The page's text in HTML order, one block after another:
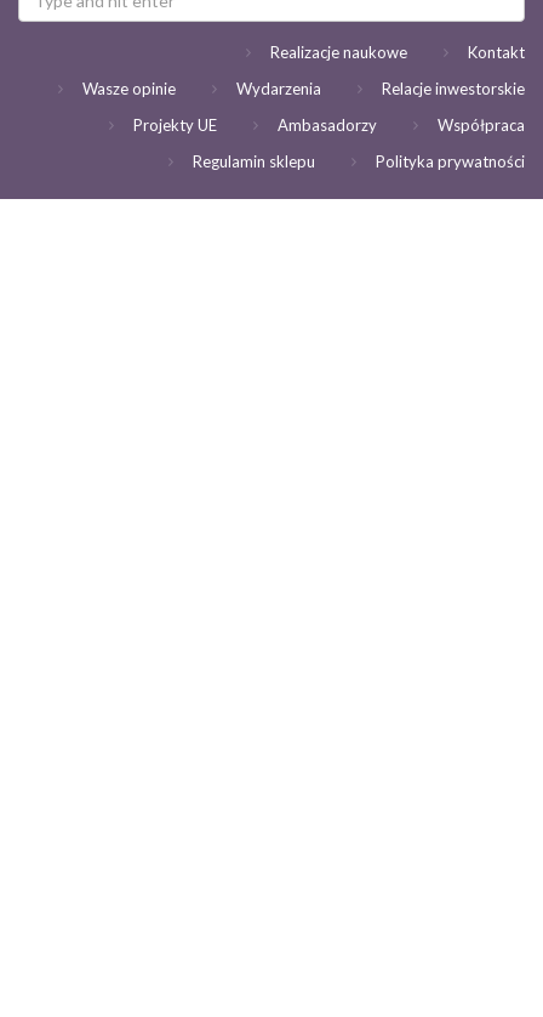
Kontakt
Realizacje naukowe
Relacje inwestorskie
Wydarzenia
Wasze opinie
Współpraca
Ambasadorzy
Projekty UE
Polityka prywatności
Regulamin sklepu